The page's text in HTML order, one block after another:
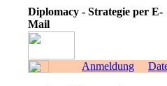
Diplomacy - Strategie per E-
Mail
Anmeldung